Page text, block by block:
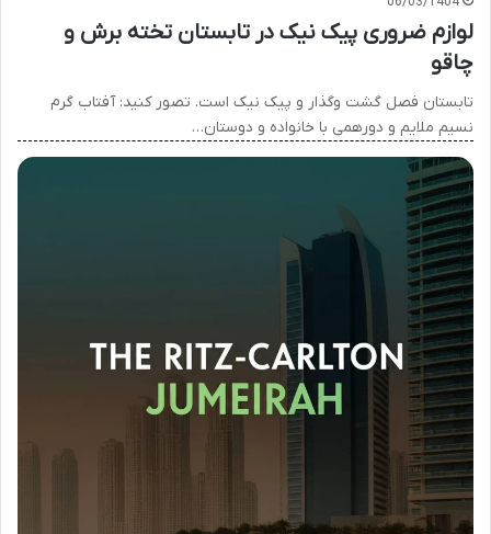
لوازم ضروری پیک نیک در تابستان تخته برش و
چاقو
تابستان فصل گشت وگذار و پیک نیک است. تصور کنید: آفتاب گرم
نسیم ملایم و دورهمی با خانواده و دوستان…